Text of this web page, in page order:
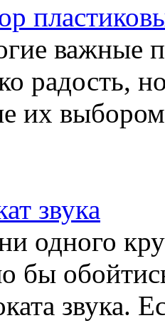
важные
радость,
их
звука
одного
бы
звука.